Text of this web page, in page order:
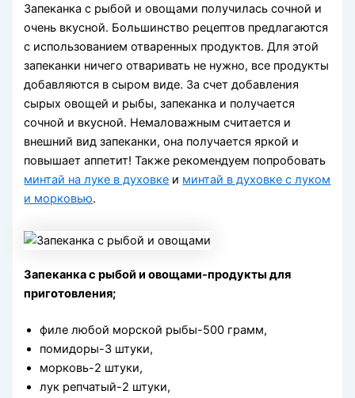
Запеканка с рыбой и овощами получилась сочной и
очень вкусной. Большинство рецептов предлагаются
с использованием отваренных продуктов. Для этой
запеканки ничего отваривать не нужно, все продукты
добавляются в сыром виде. За счет добавления
сырых овощей и рыбы, запеканка и получается
сочной и вкусной. Немаловажным считается и
внешний вид запеканки, она получается яркой и
повышает аппетит! Также рекомендуем попробовать
минтай на луке в духовке и минтай в духовке с луком
и морковью.
Запеканка с рыбой и овощами-продукты для
приготовления;
филе любой морской рыбы-500 грамм,
помидоры-3 штуки,
морковь-2 штуки,
лук репчатый-2 штуки,